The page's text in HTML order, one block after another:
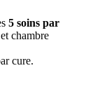
5 soins par
chambre
cure.